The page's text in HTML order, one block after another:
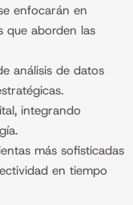
enfocarán en
que aborden las
análisis de datos
integrando
más sofisticadas
en tiempo